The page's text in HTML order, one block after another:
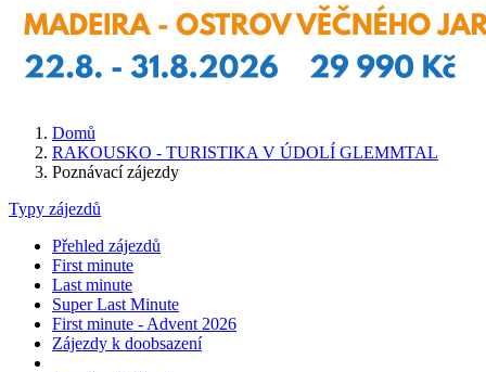
Domů
RAKOUSKO - TURISTIKA V ÚDOLÍ GLEMMTAL
Poznávací zájezdy
Typy zájezdů
Přehled zájezdů
First minute
Last minute
Super Last Minute
First minute - Advent 2026
Zájezdy k doobsazení